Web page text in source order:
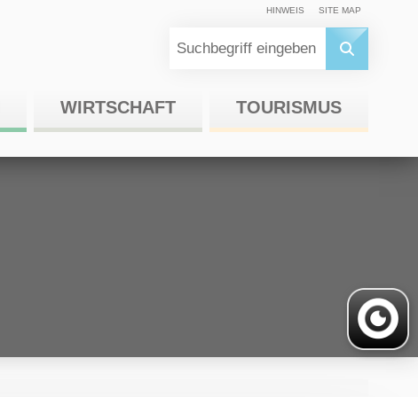
HINWEIS SITE MAP
WIRTSCHAFT TOURISMUS